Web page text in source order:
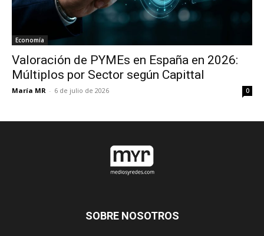
Economía
Valoración de PYMEs en España en 2026:
Múltiplos por Sector según Capittal
María MR - 6 de julio de 2026 0
SOBRE NOSOTROS